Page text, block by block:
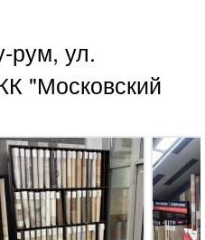
рум, ул.
"Московский